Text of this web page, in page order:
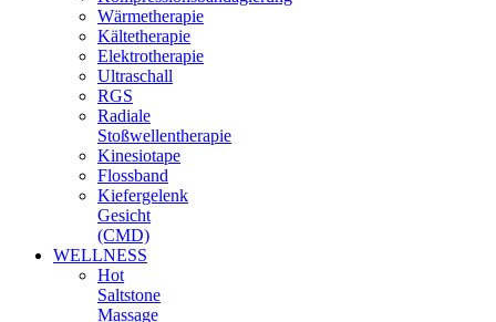
Wärmetherapie
Kältetherapie
Elektrotherapie
Ultraschall
RGS
Radiale
Stoßwellentherapie
Kinesiotape
Flossband
Kiefergelenk
Gesicht
(CMD)
WELLNESS
Hot
Saltstone
Massage